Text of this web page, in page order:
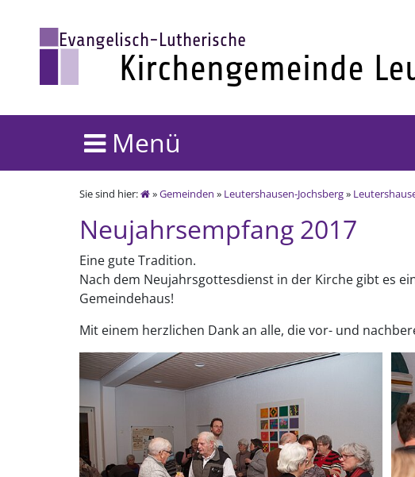
Menü
Sie sind hier: »Gemeinden » Leutershausen-Jochsberg»
Neujahrsempfang 2017
Eine gute Tradition.
Nach dem Neujahrsgottesdienst in der Kirche gibt es
Gemeindehaus!
Mit einem herzlichen Dank an alle, die vor- und